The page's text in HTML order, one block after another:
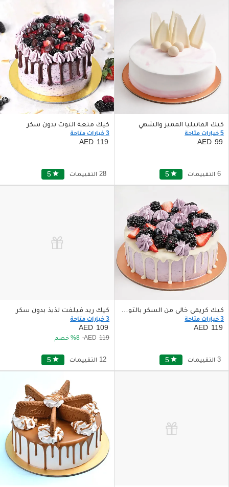
كيك الفانيليا المميز والشهي
5 خيارات متاحة
99
5 star 6 التقييمات
كيك متعة التوت بدون سكر
3 خيارات متاحة
119
5 star 28 التقييمات
3 خيارات متاحة
119
5 star 3 التقييمات
كيك ريد فيلفت لذيذ بدون سكر
3 خيارات متاحة
109
119
8 خصم
5 star 12 التقييمات